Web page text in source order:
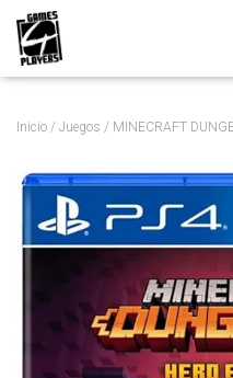
Inicio / Juegos / MINECRAFT